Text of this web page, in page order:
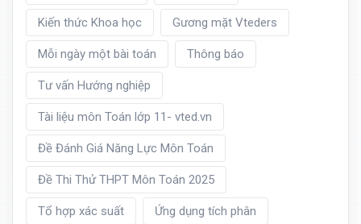
Kiến thức Khoa học Gương mặt Vteders
Mỗi ngày một bài toán Thông báo
Tư vấn Hướng nghiệp
Tài liệu môn Toán lớp 11- vted.vn
Đề Đánh Giá Năng Lực Môn Toán
Đề Thi Thử THPT Môn Toán 2025
Tổ hợp xác suất Ứng dụng tích phân